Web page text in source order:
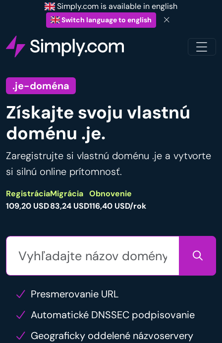
Simply.com is available in english
Switch language to english
.je-doména
Získajte svoju vlastnú
doménu .je.
Zaregistrujte si vlastnú doménu .je a vytvorte
si silnú online prítomnosť.
Registrácia
109,20 USD
Migrácia
83,24 USD
Obnovenie
116,40 USD/rok
Presmerovanie URL
Automatické DNSSEC podpisovanie
Geograficky oddelené názvoservery